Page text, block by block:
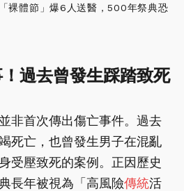
裸體節」爆6人送醫，500年祭典恐
過去曾發生踩踏致死
非首次傳出傷亡事件。過去
死亡，也曾發生男子在混亂
受壓致死的案例。正因歷史
長年被視為「高風險傳統活